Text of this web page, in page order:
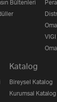
Bültenleri
Katalog
Bireysel Katalog
Kurumsal Katalog